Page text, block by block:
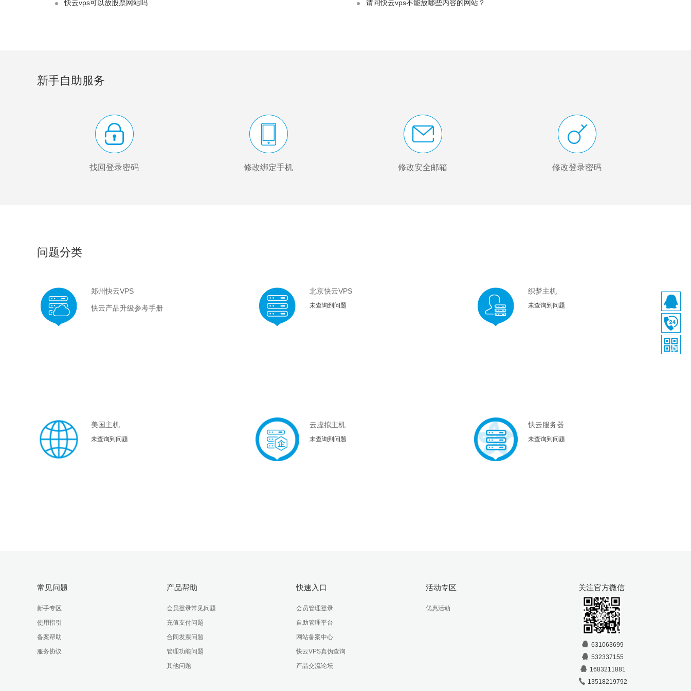
快云vps可以放股票网站吗 请问快云vps不能放哪些内容的网站？
新手自助服务
找回登录密码 修改绑定手机 修改安全邮箱 修改登录密码
问题分类
郑州快云VPS
快云产品升级参考手册
北京快云VPS
未查询到问题
织梦主机
未查询到问题
美国主机
未查询到问题
云虚拟主机
未查询到问题
快云服务器
未查询到问题
常见问题
新手专区
使用指引
备案帮助
服务协议
产品帮助
会员登录常见问题
充值支付问题
合同发票问题
管理功能问题
其他问题
快速入口
会员管理登录
自助管理平台
网站备案中心
快云VPS真伪查询
产品交流论坛
活动专区
优惠活动
关注官方微信
631063699
532337155
1683211881
13518219792